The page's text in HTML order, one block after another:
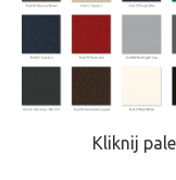
Kliknij